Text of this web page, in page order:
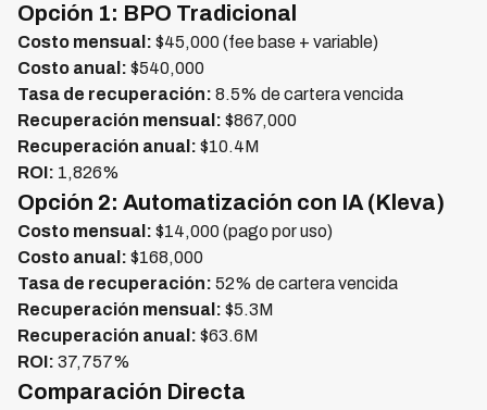
Opción 1: BPO Tradicional
Costo mensual: $45,000 (fee base + variable)
Costo anual: $540,000
Tasa de recuperación: 8.5% de cartera vencida
Recuperación mensual: $867,000
Recuperación anual: $10.4M
ROI: 1,826%
Opción 2: Automatización con IA (Kleva)
Costo mensual: $14,000 (pago por uso)
Costo anual: $168,000
Tasa de recuperación: 52% de cartera vencida
Recuperación mensual: $5.3M
Recuperación anual: $63.6M
ROI: 37,757%
Comparación Directa